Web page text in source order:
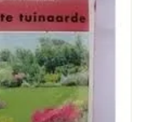
gekozen
worden
op
de
productpagina